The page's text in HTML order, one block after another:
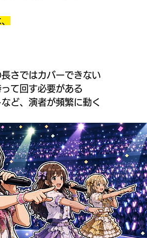
さではカバーできない
て回す必要がある
ど、演者が頻繁に動く